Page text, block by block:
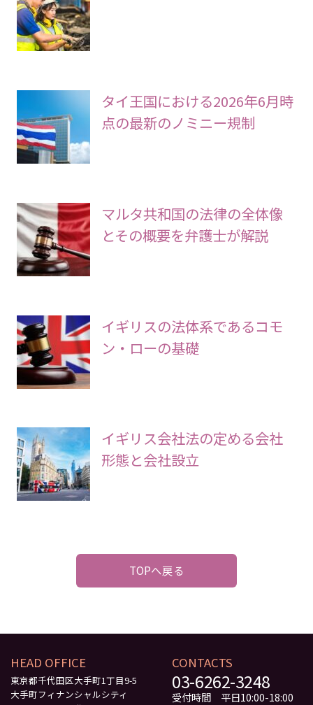
タイ王国における2026年6月時
点の最新のノミニー規制
マルタ共和国の法律の全体像
とその概要を弁護士が解説
イギリスの法体系であるコモ
ン・ローの基礎
イギリス会社法の定める会社
形態と会社設立
TOPへ戻る
HEAD OFFICE
東京都千代田区大手町1丁目9-5
大手町フィナンシャルシティ
CONTACTS
03-6262-3248
受付時間 平日10:00-18:00